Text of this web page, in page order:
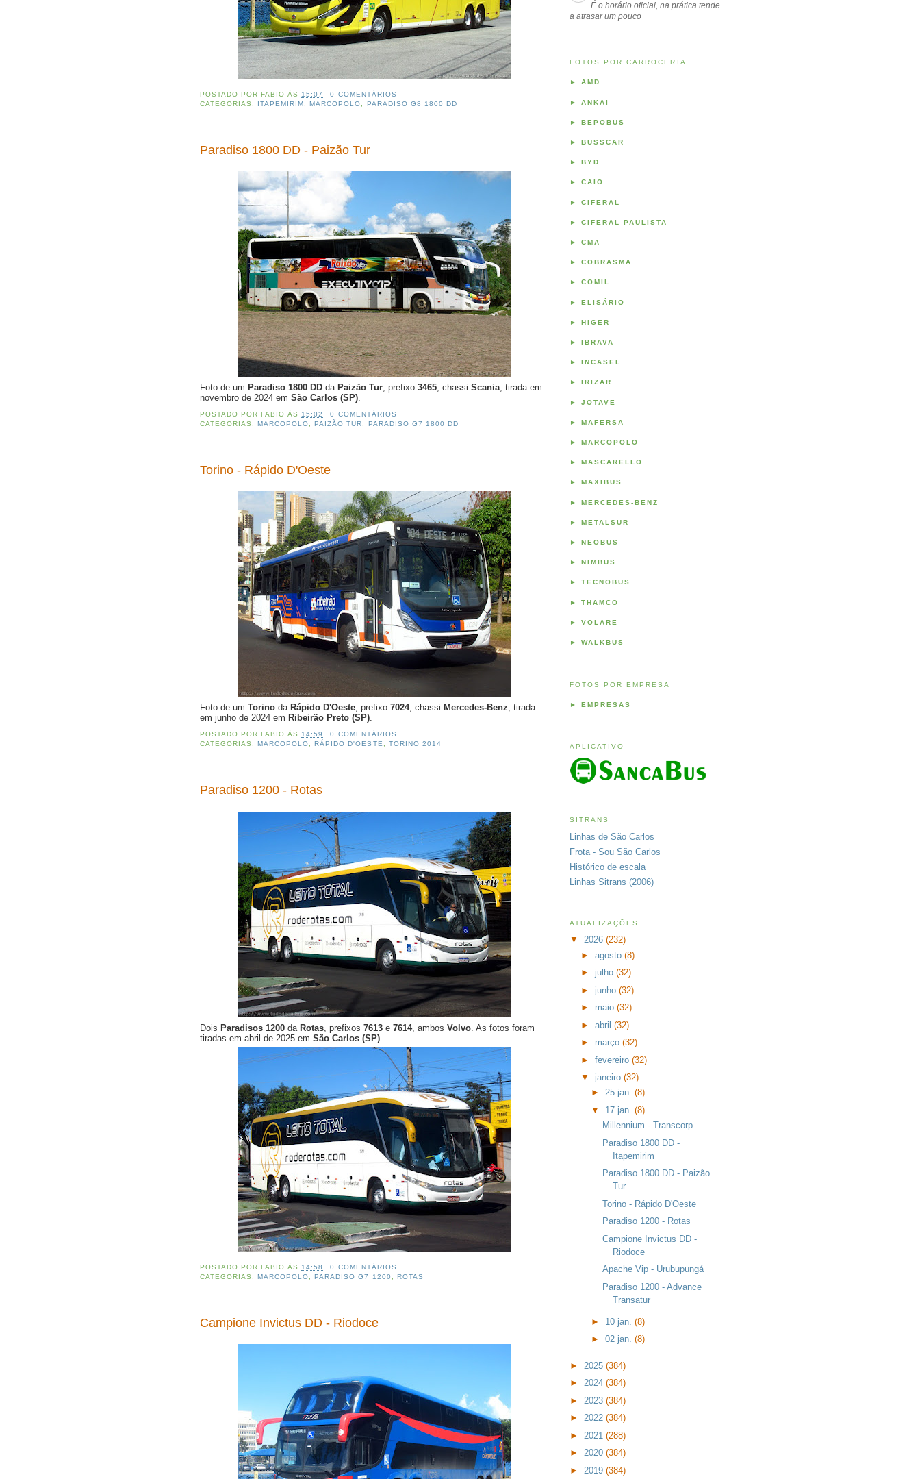
POSTADO PORFABIO ÀS 15:07
0 COMENTÁRIOS
CATEGORIAS: ITAPEMIRIM ,MARCOPOLO PARADISO G8 1800 DD
Paradiso 1800 DD - Paizão Tur
Foto de um Paradiso 1800 DD da Paizão Tur, prefixo 3465, chassi Scania, tirada em
novembro de 2024 em São Carlos (SP).
POSTADO PORFABIO ÀS 15:02
0 COMENTÁRIOS
CATEGORIAS:MARCOPOLO ,PAIZÃO TUR PARADISO G7 1800 DD
Torino - Rápido D'Oeste
Foto de um Torino da Rápido D'Oeste, prefixo 7024, chassi Mercedes-Benz, tirada
em junho de 2024 em Ribeirão Preto (SP).
POSTADO PORFABIO ÀS 14:59
0 COMENTÁRIOS
CATEGORIAS:MARCOPOLO ,RÁPIDO D'OESTE TORINO 2014
Paradiso 1200 - Rotas
Dois Paradisos 1200 da Rotas , prefixos 7613 e 7614, ambos Volvo . As fotos foram
tiradas em abril de 2025 em São Carlos (SP)
POSTADO PORFABIO ÀS 14:58
0 COMENTÁRIOS
CATEGORIAS:MARCOPOLO ,PARADISO G7 1200 ROTAS
Campione Invictus DD - Riodoce
É o horário oficial, na prática tende
a atrasar um pouco
FOTOS POR CARROCERIA
► AMD
► ANKAI
► BEPOBUS
► BUSSCAR
► BYD
► CAIO
► CIFERAL
► CIFERAL PAULISTA
► CMA
► COBRASMA
► COMIL
► ELISÁRIO
► HIGER
► IBRAVA
► INCASEL
► IRIZAR
► JOTAVE
► MAFERSA
► MARCOPOLO
► MASCARELLO
► MAXIBUS
► MERCEDES-BENZ
► METALSUR
► NEOBUS
► NIMBUS
► TECNOBUS
► THAMCO
► VOLARE
► WALKBUS
FOTOS POR EMPRESA
► EMPRESAS
APLICATIVO
SITRANS
Linhas de São Carlos
Frota - Sou São Carlos
Histórico de escala
Linhas Sitrans (2006)
ATUALIZAÇÕES
▼ 2026 (232)
► agosto (8)
► julho (32)
► junho (32)
► maio (32)
► abril (32)
► março (32)
► fevereiro (32)
▼ janeiro (32)
►25 jan.(8)
▼ 17 jan.(8)
Millennium - Transcorp
Paradiso 1800 DD -
Itapemirim
Paradiso 1800 DD - Paizão
Tur
Torino - Rápido D'Oeste
Paradiso 1200 - Rotas
Campione Invictus DD -
Riodoce
Apache Vip - Urubupungá
Paradiso 1200 - Advance
Transatur
► 10 jan.(8)
►02 jan.(8)
► 2025 (384)
► 2024 (384)
► 2023 (384)
► 2022 (384)
► 2021 (288)
► 2020 (384)
► 2019 (384)